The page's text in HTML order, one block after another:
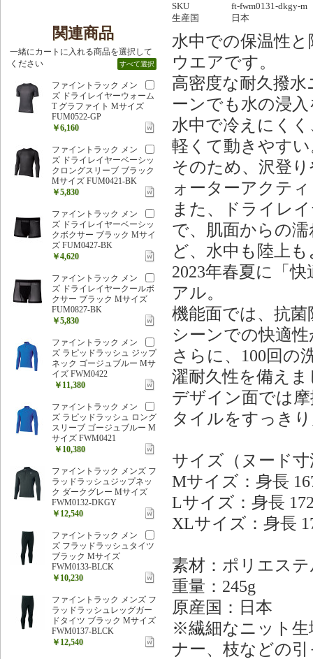
SKU
ft-fwm0131-dkgy-m
生産国
日本
水中での保温性
ウエアです。
高密度な耐久撥
ーンでも水の浸
水中で冷えにく
軽くて動きやす
そのため、沢登
ォーターアクテ
また、ドライレ
で、肌面からの
ど、水中も陸上
2023年春夏に「
アル。
機能面では、抗
シーンでの快適
さらに、100回の
濯耐久性を備えま
デザイン面では
タイルをすっき
サイズ（ヌード寸
Mサイズ：身長
Lサイズ：身長
XLサイズ：身長
素材：ポリエス
重量：245g
原産国：日本
※繊細なニット生
ナー、枝などの
関連商品
一緒にカートに入れる商品を選択して
ください
すべて選択
ファイントラック メン
ズ ドライレイヤーウォーム
T グラファイト Mサイズ
FUM0522-GP
￥6,160
ファイントラック メン
ズ ドライレイヤーベーシッ
クロングスリーブ ブラック
Mサイズ FUM0421-BK
￥5,830
ファイントラック メン
ズ ドライレイヤーベーシッ
クボクサー ブラック Mサイ
ズ FUM0427-BK
￥4,620
ファイントラック メン
ズ ドライレイヤークールボ
クサー ブラック Mサイズ
FUM0827-BK
￥5,830
ファイントラック メン
ズ ラピッドラッシュ ジップ
ネック ゴージュブルー Mサ
イズ FWM0422
￥11,380
ファイントラック メン
ズ ラピッドラッシュ ロング
スリーブ ゴージュブルー M
サイズ FWM0421
￥10,380
ファイントラック メンズ フ
ラッドラッシュジップネッ
ク ダークグレー Mサイズ
FWM0132-DKGY
￥12,540
ファイントラック メン
ズ フラッドラッシュタイツ
ブラック Mサイズ
FWM0133-BLCK
￥10,230
ファイントラック メンズ フ
ラッドラッシュレッグガー
ドタイツ ブラック Mサイズ
FWM0137-BLCK
￥12,540